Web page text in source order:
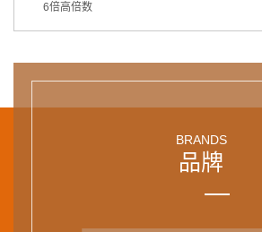
6倍高倍数
BRANDS
品牌